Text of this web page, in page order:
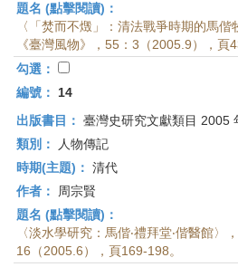
題名 (點擊閱讀)：
〈「焚而不燬」：清法戰爭時期的馬偕
《臺灣風物》，55：3（2005.9），頁
勾選：
編號：
14
出版書目： 臺灣史研究文獻類目 2005
類別：
人物傳記
時期(主題)： 清代
作者：
周宗賢
題名 (點擊閱讀)：
〈淡水學研究：馬偕‧禮拜堂‧偕醫館〉
16（2005.6），頁169-198。